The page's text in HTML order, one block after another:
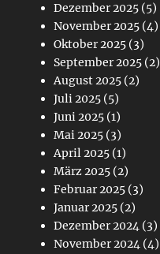
Dezember 2025 (5)
November 2025 (4)
Oktober 2025 (3)
September 2025 (2)
August 2025 (2)
Juli 2025 (5)
Juni 2025 (1)
Mai 2025 (3)
April 2025 (1)
März 2025 (2)
Februar 2025 (3)
Januar 2025 (2)
Dezember 2024 (3)
November 2024 (4)